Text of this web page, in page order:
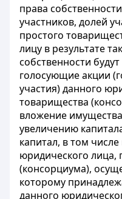
права
участников, долей
простого
лицу в результате
собственности
голосующие акции
участия) данного
товарищества
вложение
увеличению
капитал, в том
юридического лица,
(консорциума),
которому
данного